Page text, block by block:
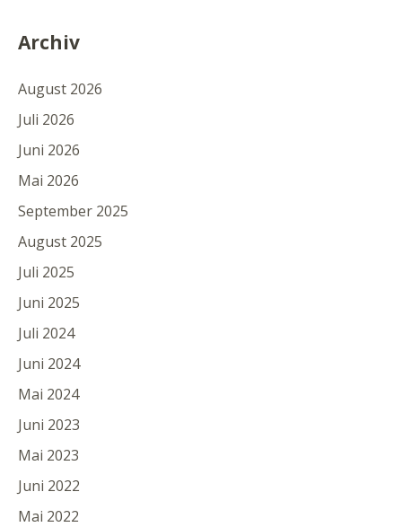
Archiv
August 2026
Juli 2026
Juni 2026
Mai 2026
September 2025
August 2025
Juli 2025
Juni 2025
Juli 2024
Juni 2024
Mai 2024
Juni 2023
Mai 2023
Juni 2022
Mai 2022